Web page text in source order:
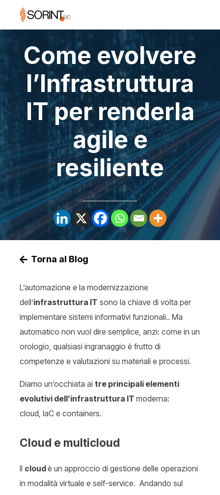
Come evolvere
l’Infrastruttura
IT per renderla
agile e
resiliente
Torna al Blog
L’automazione e la modernizzazione
dell’infrastruttura IT sono la chiave di volta per
implementare sistemi informativi funzionali.. Ma
automatico non vuol dire semplice, anzi: come in un
orologio, qualsiasi ingranaggio è frutto di
competenze e valutazioni su materiali e processi.
Diamo un’occhiata ai tre principali elementi
evolutivi dell’infrastruttura IT moderna:
cloud, IaC e containers.
Cloud e multicloud
Il cloudè un approccio di gestione delle operazioni
in modalità virtuale e self-service. Andando sul